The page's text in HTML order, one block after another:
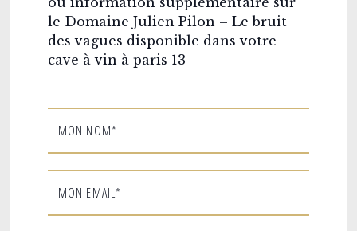
le Domaine Julien Pilon – Le bruit
des vagues disponible dans votre
cave à vin à paris 13
MON NOM*
MON EMAIL*